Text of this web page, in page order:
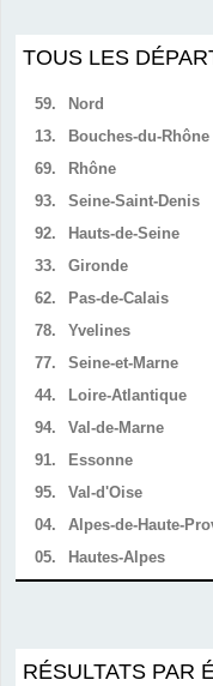
TOUS LES
59.
Nord
13.
Bouches-du-Rhône
69.
Rhône
93.
Seine-Saint-Denis
92.
Hauts-de-Seine
33.
Gironde
62.
Pas-de-Calais
78.
Yvelines
77.
Seine-et-Marne
44.
Loire-Atlantique
94.
Val-de-Marne
91.
Essonne
95.
Val-d'Oise
04.
Alpes-de-Haute-
05.
Hautes-Alpes
RÉSULTATS PAR